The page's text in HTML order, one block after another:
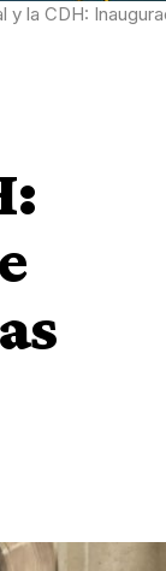
de atención Municipal a